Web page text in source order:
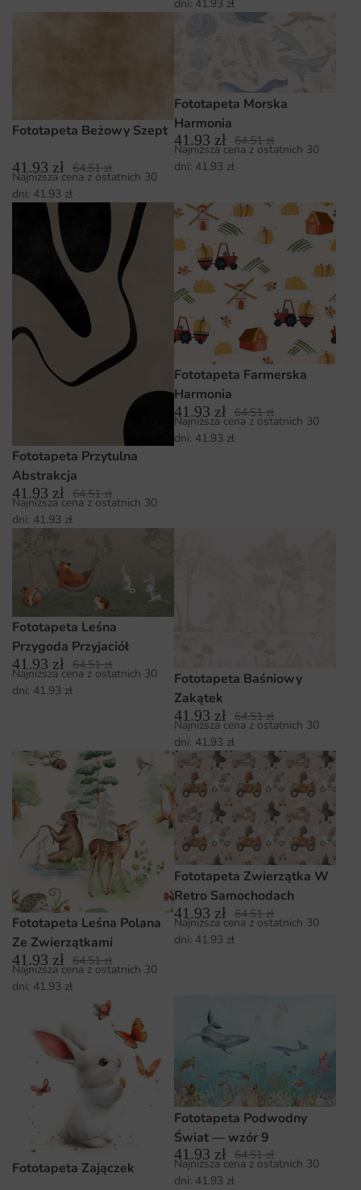
dni: 41.93 zł
Fototapeta Beżowy Szept
41.93 zł 64.51zł
Najniższa cena z ostatnich 30
dni: 41.93 zł
Fototapeta Morska
Harmonia
41.93 zł 64.51zł
Najniższa cena z ostatnich 30
dni: 41.93 zł
Fototapeta Przytulna
Abstrakcja
41.93 zł 64.51zł
Najniższa cena z ostatnich 30
dni: 41.93 zł
Fototapeta Farmerska
Harmonia
41.93 zł 64.51zł
Najniższa cena z ostatnich 30
dni: 41.93 zł
Fototapeta Leśna
Przygoda Przyjaciół
41.93 zł 64.51zł
Najniższa cena z ostatnich 30
dni: 41.93 zł
Fototapeta Baśniowy
Zakątek
41.93 zł 64.51zł
Najniższa cena z ostatnich 30
dni: 41.93 zł
Fototapeta Leśna Polana
Ze Zwierzątkami
41.93 zł 64.51zł
Najniższa cena z ostatnich 30
dni: 41.93 zł
Fototapeta Zwierzątka W
Retro Samochodach
41.93 zł 64.51zł
Najniższa cena z ostatnich 30
dni: 41.93 zł
Fototapeta Zajączek
Fototapeta Podwodny
Świat — wzór 9
41.93 zł 64.51zł
Najniższa cena z ostatnich 30
dni: 41.93 zł